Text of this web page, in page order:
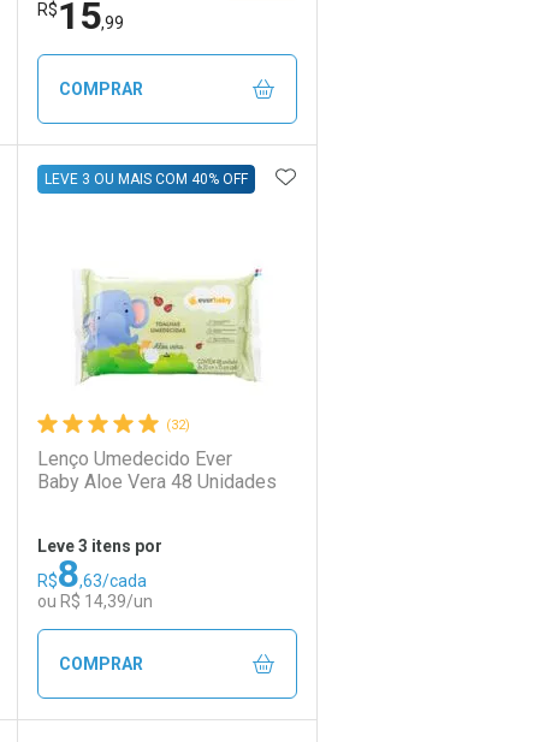
Ativar Desconto
Comprar sem Desconto
Comprar sem Desconto
R$15,99
COMPRAR
FECHAR
Ativar Desconto
Comprar sem Desconto
FECHAR
Comprar sem Desconto
AOS FAVORITOS
(32)
Lenço Umedecido Ever
Baby Aloe Vera 48 Unidades
LEVE 3 OU MAIS COM 40% OFF
Leve 3 itens por
R$8,63/cada
ou R$ 14,39/un
ADICIONAR AOS
COMPRAR